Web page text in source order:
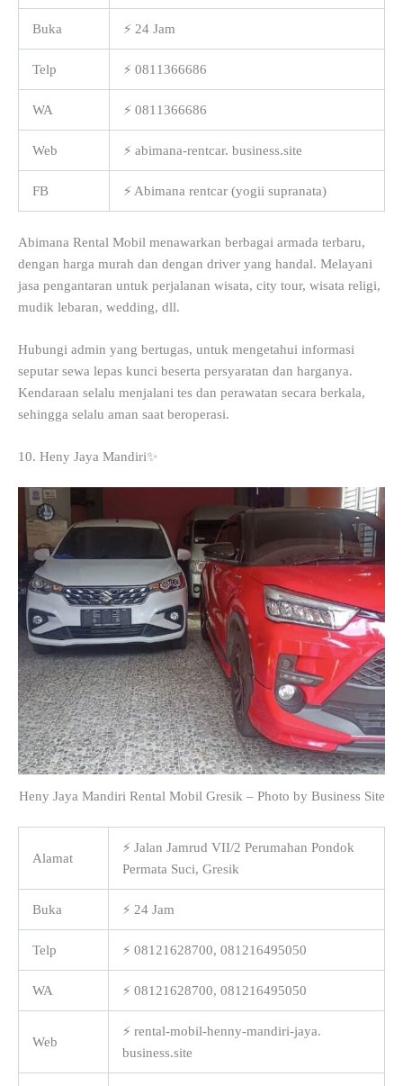
Buka ⚡ 24 Jam
Telp ⚡ 0811366686
WA ⚡ 0811366686
Web ⚡ abimana-rentcar. business.site
FB ⚡ Abimana rentcar (yogii supranata)
Abimana Rental Mobil menawarkan berbagai armada terbaru,
dengan harga murah dan dengan driver yang handal. Melayani
jasa pengantaran untuk perjalanan wisata, city tour, wisata religi,
mudik lebaran, wedding, dll.
Hubungi admin yang bertugas, untuk mengetahui informasi
seputar sewa lepas kunci beserta persyaratan dan harganya.
Kendaraan selalu menjalani tes dan perawatan secara berkala,
sehingga selalu aman saat beroperasi.
10. Heny Jaya Mandiri✨
Heny Jaya Mandiri Rental Mobil Gresik – Photo by Business Site
Alamat
⚡ Jalan Jamrud VII/2 Perumahan Pondok
Permata Suci, Gresik
Buka ⚡ 24 Jam
Telp ⚡ 08121628700, 081216495050
WA ⚡ 08121628700, 081216495050
Web
⚡ rental-mobil-henny-mandiri-jaya.
business.site